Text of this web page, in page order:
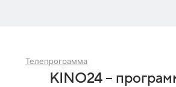
Телепрограмма
KINO24 –